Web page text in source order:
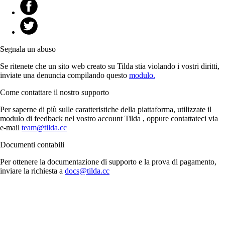
Segnala un abuso
Se ritenete che un sito web creato su Tilda stia violando i vostri diritti,
inviate una denuncia compilando questo modulo.
Come contattare il nostro supporto
Per saperne di più sulle caratteristiche della piattaforma, utilizzate il
modulo di feedback nel vostro account Tilda , oppure contattateci via
e-mail team@tilda.cc
Documenti contabili
Per ottenere la documentazione di supporto e la prova di pagamento,
inviare la richiesta a docs@tilda.cc